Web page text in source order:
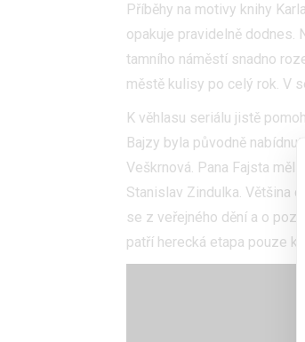
Příběhy na motivy knihy
opakuje pravidelně dodnes.
tamního náměstí snadno
městě kulisy po celý rok. V
K věhlasu seriálu jistě
Bajzy byla původně
Veškrnová. Pana Fajsta
Stanislav Zindulka. Většina
se z veřejného dění a o
patří herecká etapa pouze k